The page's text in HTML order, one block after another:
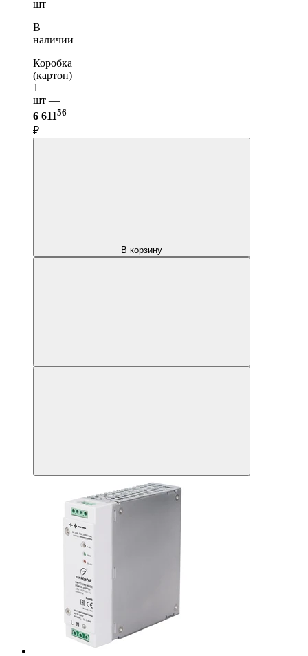
шт
В
наличии
Коробка
(картон)
1
шт —
6 61156
₽
В корзину